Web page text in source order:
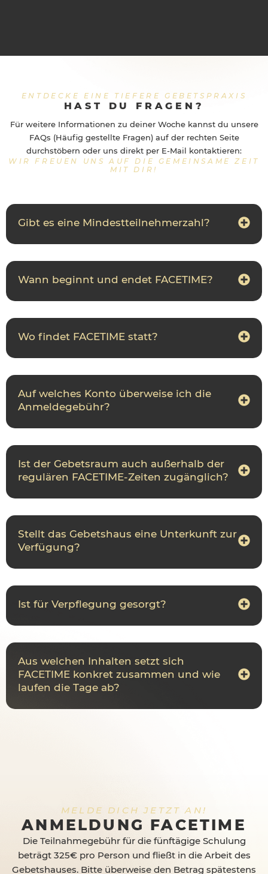
ENTDECKE EINE TIEFERE GEBETSPRAXIS
HAST DU FRAGEN?
Für weitere Informationen zu deiner Woche kannst du unsere
FAQs (Häufig gestellte Fragen) auf der rechten Seite
durchstöbern oder uns direkt per E-Mail kontaktieren:
WIR FREUEN UNS AUF DIE GEMEINSAME ZEIT
MIT DIR!
Gibt es eine Mindestteilnehmerzahl?
Wann beginnt und endet FACETIME?
Wo findet FACETIME statt?
Auf welches Konto überweise ich die
Anmeldegebühr?
Ist der Gebetsraum auch außerhalb der
regulären FACETIME-Zeiten zugänglich?
Stellt das Gebetshaus eine Unterkunft zur
Verfügung?
Ist für Verpflegung gesorgt?
Aus welchen Inhalten setzt sich
FACETIME konkret zusammen und wie
laufen die Tage ab?
MELDE DICH JETZT AN!
ANMELDUNG FACETIME
Die Teilnahmegebühr für die fünftägige Schulung
beträgt 325€ pro Person und fließt in die Arbeit des
Gebetshauses. Bitte überweise den Betrag spätestens